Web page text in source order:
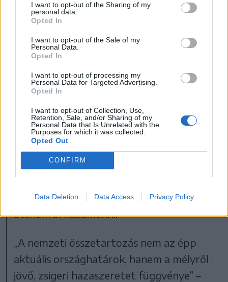
I want to opt-out of the Sharing of my
personal data.
Opted In
I want to opt-out of the Sale of my
Personal Data.
Opted In
I want to opt-out of processing my
Personal Data for Targeted Advertising.
Opted In
I want to opt-out of Collection, Use,
Retention, Sale, and/or Sharing of my
Personal Data that Is Unrelated with the
Purposes for which it was collected.
Opted Out
CONFIRM
Data Deletion Data Access Privacy Policy
FOTÓ: MTI/BRUZÁK NOÉMI
Székelyföld a szülőföldje, Erdély az
Hozzátette: az elszakított
nemzetrészekhez tartozóknak az elmúlt
évtizedekben nehéz volt megértetniük az
anyaországiakkal, milyen volt szeretni azt
a hazát, amelynek nem voltál polgára,
amely lemondott rólad, de évtizedek
nemzetpolitikai építkezésének
köszönhetően ma már nagyon jó érzés
otthonról hazamenni.
„A nemzeti összetartozás nem az épp
aktuális országhatárok, hanem a mélyről
jövő, zsigeri hazaszeretet függvénye” –